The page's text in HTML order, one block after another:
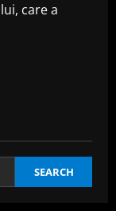
care a
SEARCH